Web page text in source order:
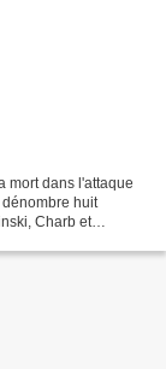
mort dans l'attaque
huit
Charb et